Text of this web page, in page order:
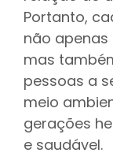
Portanto,
não
mas
pessoas a
meio
gerações
e saudável.